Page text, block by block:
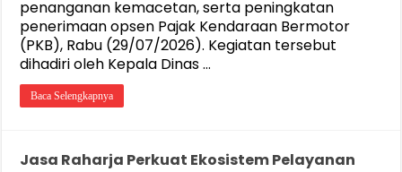
penanganan kemacetan, serta peningkatan
penerimaan opsen Pajak Kendaraan Bermotor
(PKB), Rabu (29/07/2026). Kegiatan tersebut
dihadiri oleh Kepala Dinas …
Baca Selengkapnya
Jasa Raharja Perkuat Ekosistem Pelayanan